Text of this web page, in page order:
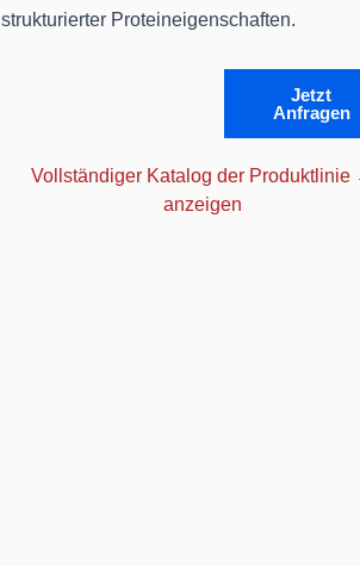
strukturierter Proteineigenschaften.
Jetzt
Anfragen
Vollständiger Katalog der Produktlinie
anzeigen